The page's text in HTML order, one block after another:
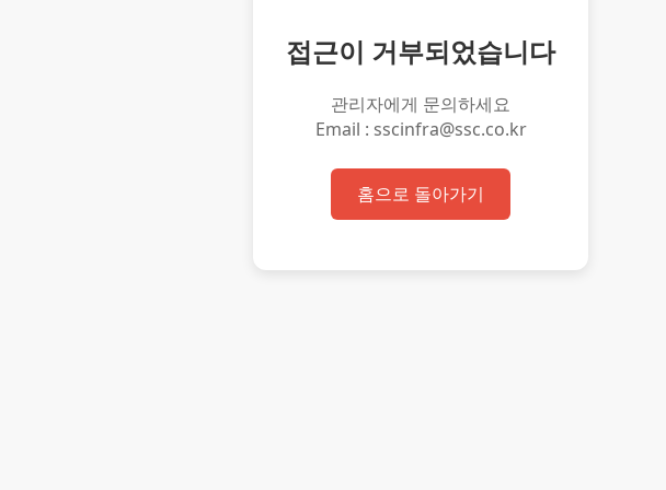
접근이 거부되었습니다
관리자에게 문의하세요
Email : sscinfra@ssc.co.kr
홈으로 돌아가기